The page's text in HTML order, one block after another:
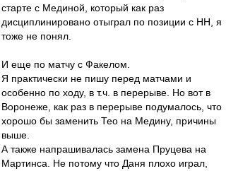
старте с Мединой, который как раз
дисциплинировано отыграл по позиции с НН, я
тоже не понял.
И еще по матчу с Факелом.
Я практически не пишу перед матчами и
особенно по ходу, в т.ч. в перерыве. Но вот в
Воронеже, как раз в перерыве подумалось, что
хорошо бы заменить Тео на Медину, причины
выше.
А также напрашивалась замена Пруцева на
Мартинса. Не потому что Даня плохо играл,